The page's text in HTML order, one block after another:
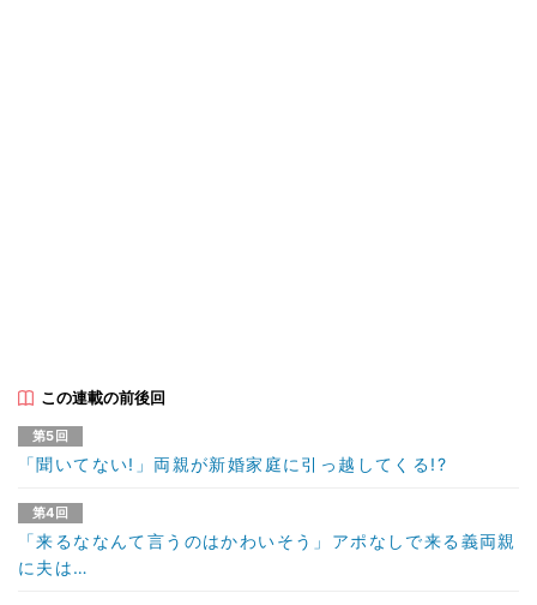
この連載の前後回
第5回
「聞いてない!」両親が新婚家庭に引っ越してくる!?
第4回
「来るななんて言うのはかわいそう」アポなしで来る義両親
に夫は…